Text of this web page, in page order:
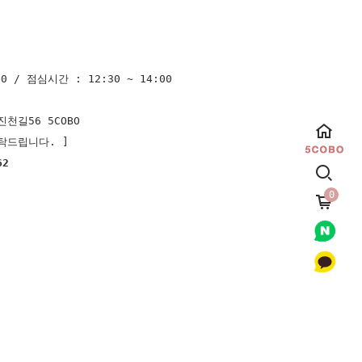
0
/ 점심시간 : 12:30 ~ 14:00
길56 5COBO
드립니다. ]